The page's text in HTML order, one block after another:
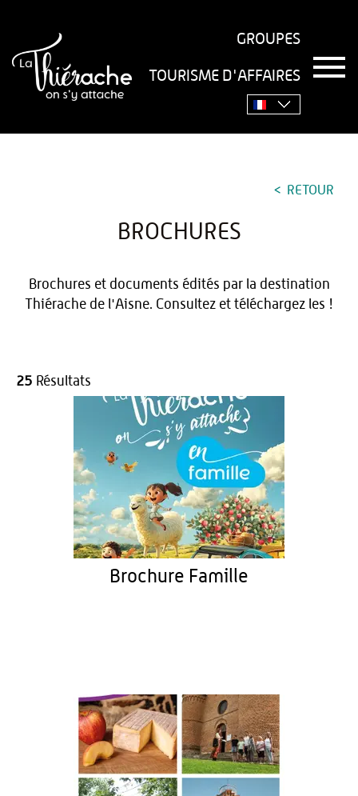
GROUPES
TOURISME D'AFFAIRES
T
o
v
o
n
Accueil› Pratique›
RETOUR
BROCHURES
Brochures et documents édités par la destination
Thiérache de l'Aisne. Consultez et téléchargez les !
25 Résultats
Brochure Famille